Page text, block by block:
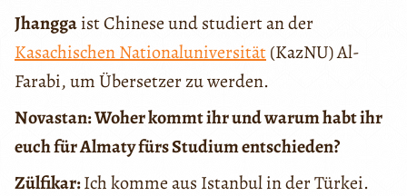
Jhanggaist Chinese und studiert an der
Kasachischen Nationaluniversität(KazNU) Al-
Farabi, um Übersetzer zu werden.
Novastan: Woher kommt ihr und warum habt ihr
euch für Almaty fürs Studium entschieden?
Zülfikar:Ich komme aus Istanbul in der Türkei.